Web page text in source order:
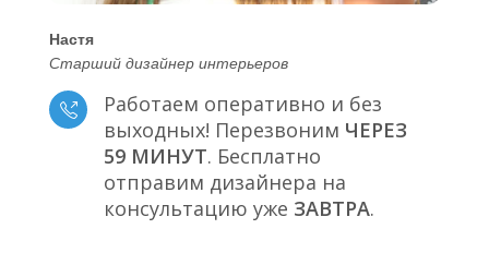
Настя
Старший дизайнер интерьеров
Работаем оперативно и без
выходных! Перезвоним ЧЕРЕЗ
59 МИНУТ. Бесплатно
отправим дизайнера на
консультацию уже ЗАВТРА.